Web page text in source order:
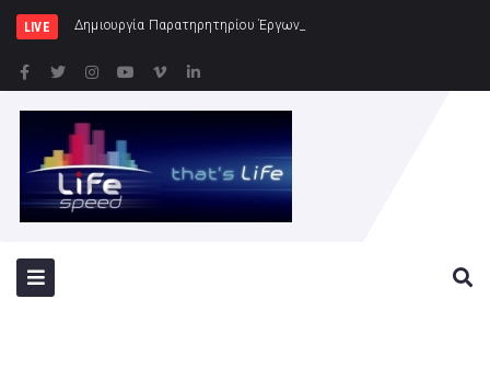
LIVE Δημιουργία Παρατηρητηρίου Έργων στην Περιφέρεια Αττικής